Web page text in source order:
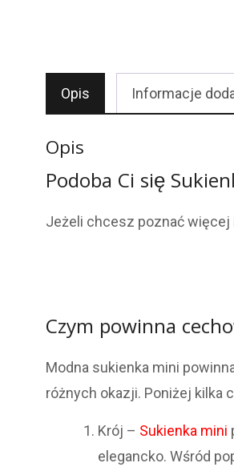
Opis Informacje
Opis
Podoba Ci się
Jeżeli chcesz poznać
Czym powinna
Modna sukienka mini
różnych okazji. Poniżej kilka
Krój – Sukienka mini
elegancko. Wśród